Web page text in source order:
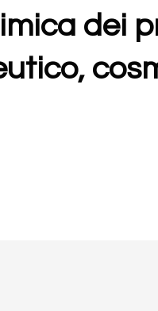
dei